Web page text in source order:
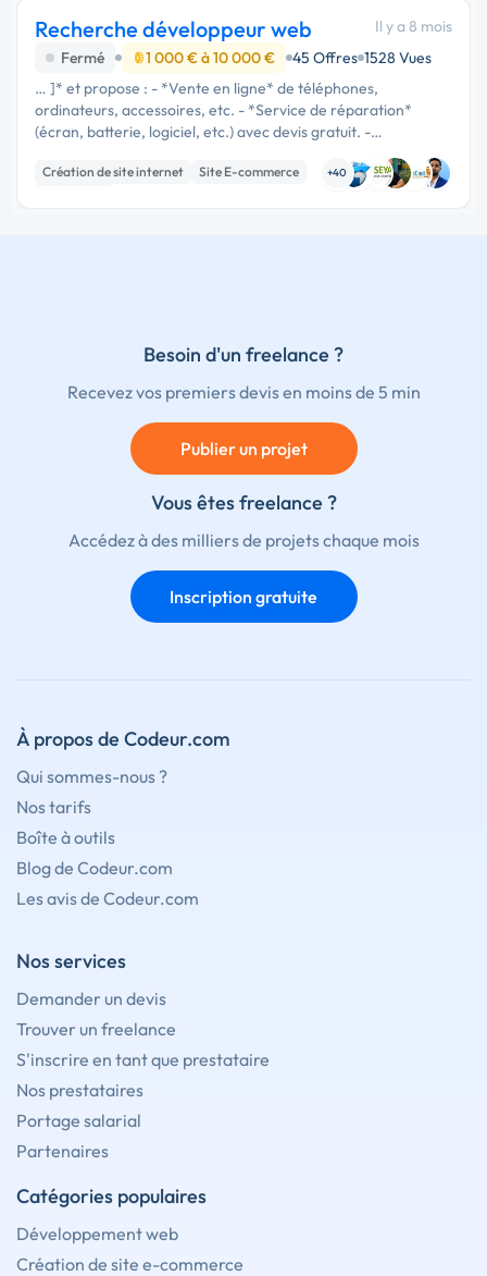
Recherche développeur web
Il y a 8 mois
Fermé
1 000 € à 10 000 € 45 Offres 1528 Vues
… ]* et propose : - *Vente en ligne* de téléphones,
ordinateurs, accessoires, etc. - *Service de réparation*
(écran, batterie, logiciel, etc.) avec devis gratuit. -
*Informations pratiques* : horaires, adresse, contact, carte
géographique. - …
Création de site internet
Site E-commerce
+40
Besoin d'un freelance ?
Recevez vos premiers devis en moins de 5 min
Publier un projet
Vous êtes freelance ?
Accédez à des milliers de projets chaque mois
Inscription gratuite
À propos de Codeur.com
Qui sommes-nous ?
Nos tarifs
Boîte à outils
Blog de Codeur.com
Les avis de Codeur.com
Nos services
Demander un devis
Trouver un freelance
S'inscrire en tant que prestataire
Nos prestataires
Portage salarial
Partenaires
Catégories populaires
Développement web
Création de site e-commerce